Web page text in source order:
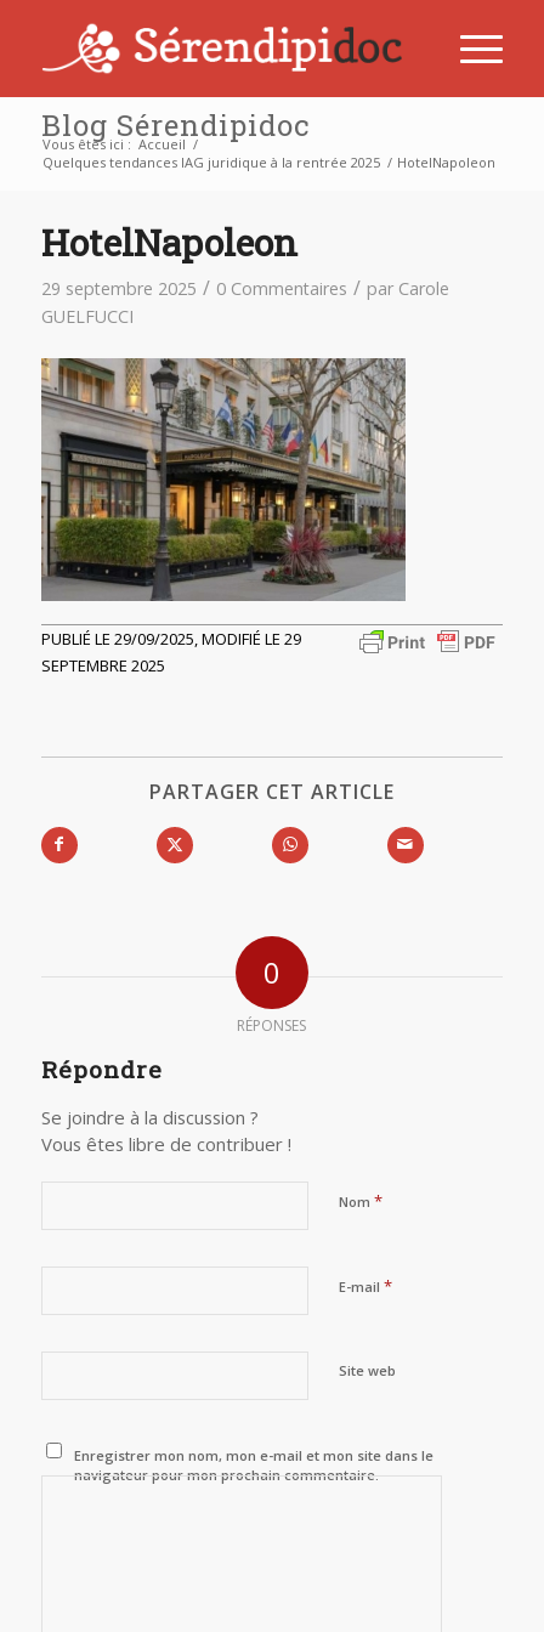
Blog Sérendipidoc
Vous êtes ici : Accueil /
Quelques tendances IAG juridique à la rentrée 2025 / HotelNapoleon
HotelNapoleon
29 septembre 2025 / 0 Commentaires / par Carole
GUELFUCCI
PUBLIÉ LE 29/09/2025, MODIFIÉ LE 29
SEPTEMBRE 2025
PARTAGER CET ARTICLE
0
RÉPONSES
Répondre
Se joindre à la discussion ?
Vous êtes libre de contribuer !
Nom *
E-mail *
Site web
Enregistrer mon nom, mon e-mail et mon site dans le
navigateur pour mon prochain commentaire.